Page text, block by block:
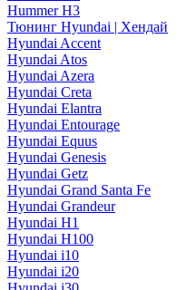
Hummer H3
Тюнинг Hyundai | Хендай
Hyundai Accent
Hyundai Atos
Hyundai Azera
Hyundai Creta
Hyundai Elantra
Hyundai Entourage
Hyundai Equus
Hyundai Genesis
Hyundai Getz
Hyundai Grand Santa Fe
Hyundai Grandeur
Hyundai H1
Hyundai H100
Hyundai i10
Hyundai i20